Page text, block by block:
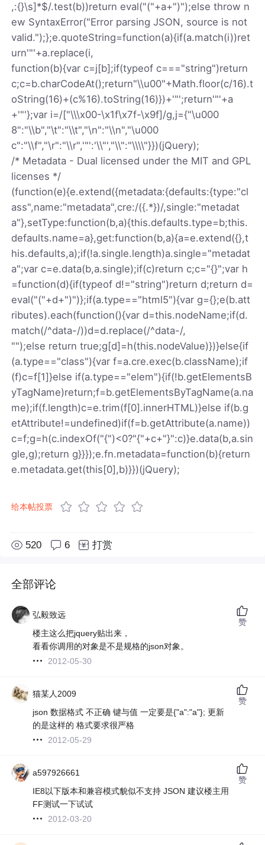
,:{}\s]*$/.test(b))return eval("("+a+")");else throw n
ew SyntaxError("Error parsing JSON, source is not
valid.");};e.quoteString=function(a){if(a.match(i))ret
urn'"'+a.replace(i,
function(b){var c=j[b];if(typeof c==="string")return
c;c=b.charCodeAt();return"\\u00"+Math.floor(c/16).t
oString(16)+(c%16).toString(16)})+'"';return'"'+a
+'"'};var i=/["\\\x00-\x1f\x7f-\x9f]/g,j={"\u000
8":"\\b","\t":"\\t","\n":"\\n","\u000
c":"\\f","\r":"\\r",'"':'\\"',"\\":"\\\\"}})(jQuery);
/* Metadata - Dual licensed under the MIT and GPL
licenses */
(function(e){e.extend({metadata:{defaults:{type:"cl
ass",name:"metadata",cre:/({.*})/,single:"metadat
a"},setType:function(b,a){this.defaults.type=b;this.
defaults.name=a},get:function(b,a){a=e.extend({},t
his.defaults,a);if(!a.single.length)a.single="metadat
a";var c=e.data(b,a.single);if(c)return c;c="{}";var h
=function(d){if(typeof d!="string")return d;return d=
eval("("+d+")")};if(a.type=="html5"){var g={};e(b.att
ributes).each(function(){var d=this.nodeName;if(d.
match(/^data-/))d=d.replace(/^data-/,
"");else return true;g[d]=h(this.nodeValue)})}else{if
(a.type=="class"){var f=a.cre.exec(b.className);if
(f)c=f[1]}else if(a.type=="elem"){if(!b.getElementsB
yTagName)return;f=b.getElementsByTagName(a.na
me);if(f.length)c=e.trim(f[0].innerHTML)}else if(b.g
etAttribute!=undefined)if(f=b.getAttribute(a.name))
c=f;g=h(c.indexOf("{")<0?"{"+c+"}":c)}e.data(b,a.sin
gle,g);return g}}});e.fn.metadata=function(b){return
e.metadata.get(this[0],b)}})(jQuery);
给本帖投票
520 6 打赏
全部评论
弘毅致远
楼主这么把jquery贴出来，
看看你调用的对象是不是规格的json对象。
2012-05-30
赞
猫某人2009
json 数据格式 不正确 键与值 一定要是{"a":"a"}; 更新
的是这样的 格式要求很严格
2012-05-29
赞
a597926661
IE8以下版本和兼容模式貌似不支持 JSON 建议楼主用
FF测试一下试试
2012-03-20
赞